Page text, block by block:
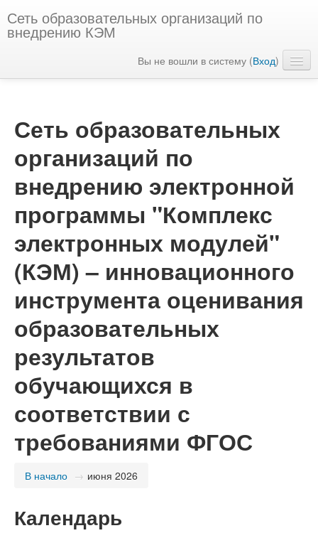
Сеть образовательных организаций по
внедрению КЭМ
Вы не вошли в систему (Вход)
Сеть образовательных
организаций по
внедрению электронной
программы "Комплекс
электронных модулей"
(КЭМ) – инновационного
инструмента оценивания
образовательных
результатов
обучающихся в
соответствии с
требованиями ФГОС
В начало → июня 2026
Календарь